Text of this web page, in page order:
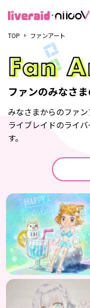
TOP ファンアート
みなさまからのファン
ライブレイドのライ
す。